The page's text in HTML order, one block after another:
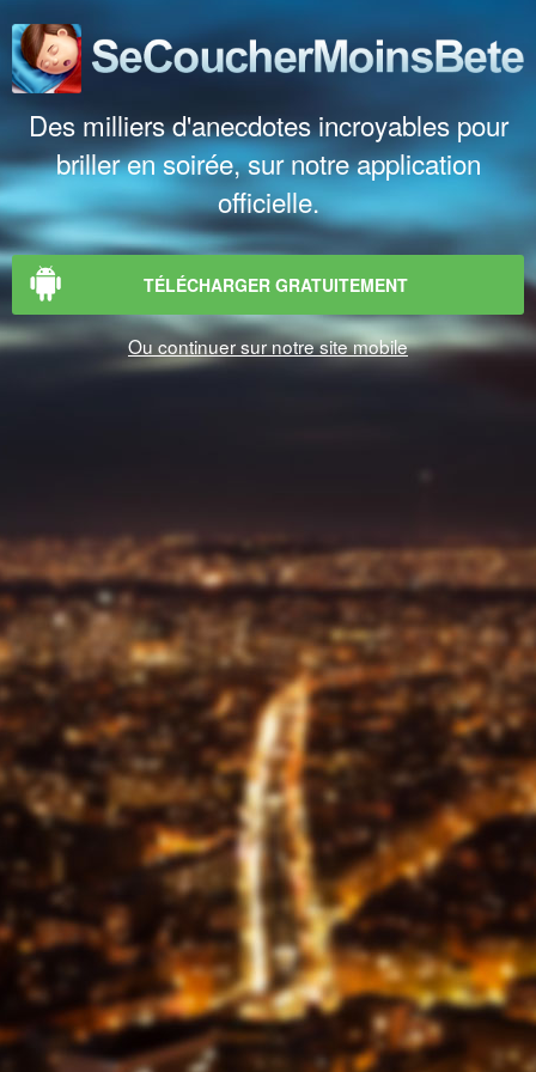
Des milliers d'anecdotes incroyables pour
briller en soirée, sur notre application
officielle.
TÉLÉCHARGER GRATUITEMENT
Ou continuer sur notre site mobile